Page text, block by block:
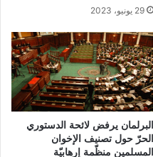
29 يونيو، 2023
البرلمان يرفض لائحة الدستوري
الحرّ حول تصنيف الإخوان
المسلمين منظّمة إرهابيّة